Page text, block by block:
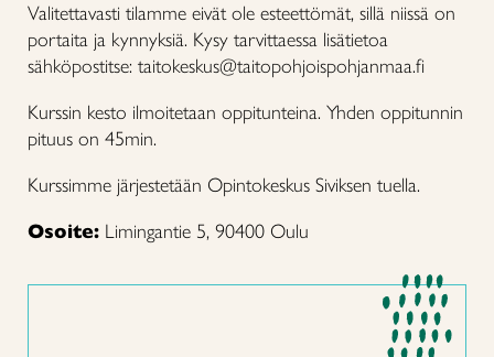
Valitettavasti tilamme eivät ole esteettömät, sillä niissä on
portaita ja kynnyksiä. Kysy tarvittaessa lisätietoa
sähköpostitse: taitokeskus@taitopohjoispohjanmaa.fi
Kurssin kesto ilmoitetaan oppitunteina. Yhden oppitunnin
pituus on 45min.
Kurssimme järjestetään Opintokeskus Siviksen tuella.
Osoite: Limingantie 5, 90400 Oulu